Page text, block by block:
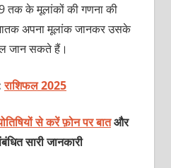
तक के मूलांकों की गणना की
अपना मूलांक जानकर उसके
जान सकते हैं।
राशिफल 2025
से करें फ़ोन पर बातऔर
सारी जानकारी